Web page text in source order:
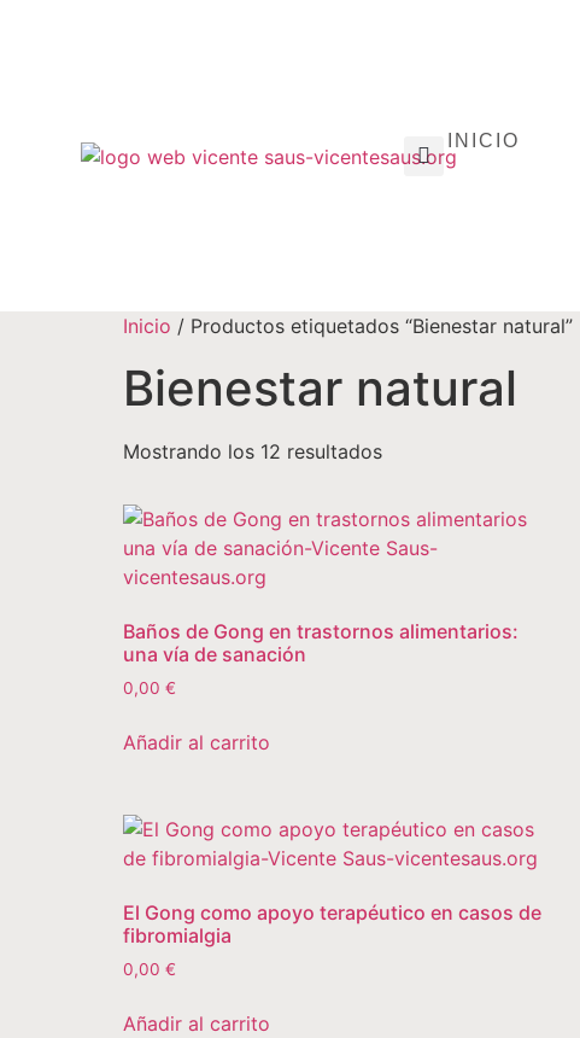
INICIO
Inicio / Productos etiquetados “Bienestar natural”
Bienestar natural
Mostrando los 12 resultados
Baños de Gong en trastornos alimentarios:
una vía de sanación
0,00 €
Añadir al carrito
El Gong como apoyo terapéutico en casos de
fibromialgia
0,00 €
Añadir al carrito